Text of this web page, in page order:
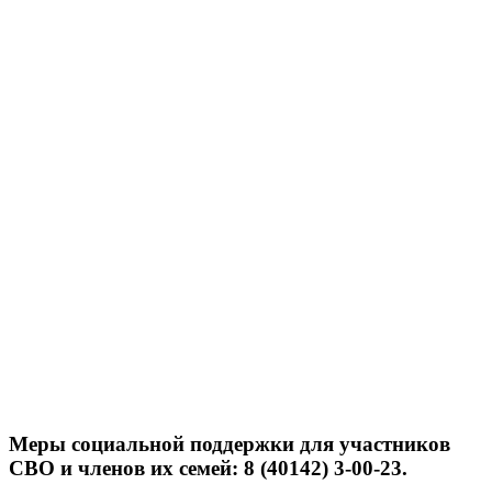
Меры социальной поддержки для участников
СВО и членов их семей: 8 (40142) 3-00-23.